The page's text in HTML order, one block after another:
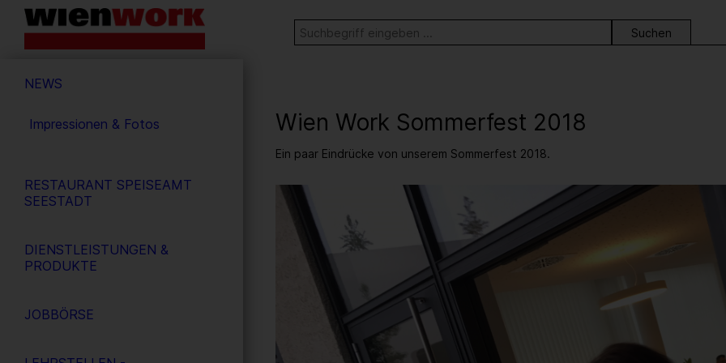
Barrierefreie
Bedienung
Webseite
Stichwortsuche
SUCHE
NEWS
Impressionen & Fotos
RESTAURANT SPEISEAMT
SEESTADT
DIENSTLEISTUNGEN &
PRODUKTE
JOBBÖRSE
Wien Work Sommerfest 2018
Ein paar Eindrücke von unserem Sommerfest 2018.
/ 12